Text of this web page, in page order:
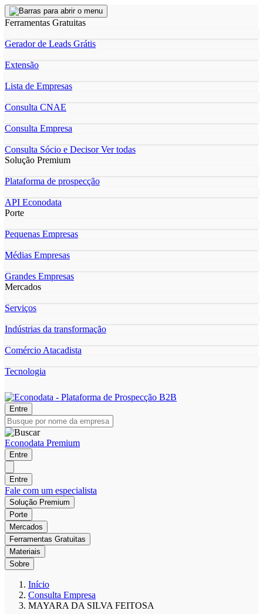
Ferramentas Gratuitas
Gerador de Leads Grátis
Extensão
Lista de Empresas
Consulta CNAE
Consulta Empresa
Consulta Sócio e DecisorVer todas
Solução Premium
Plataforma de prospecção
API Econodata
Porte
Pequenas Empresas
Médias Empresas
Grandes Empresas
Mercados
Serviços
Indústrias da transformação
Comércio Atacadista
Tecnologia
Entre
Econodata Premium
Entre
Entre
Fale com um especialista
Solução Premium
Porte
Mercados
Ferramentas Gratuitas
Materiais
Sobre
Início
Consulta Empresa
MAYARA DA SILVA FEITOSA